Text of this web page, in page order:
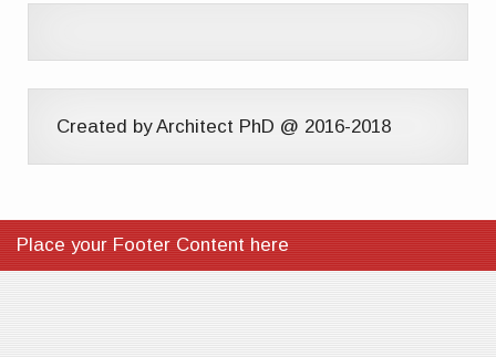
Created by Architect PhD @ 2016-2018
Place your Footer Content here